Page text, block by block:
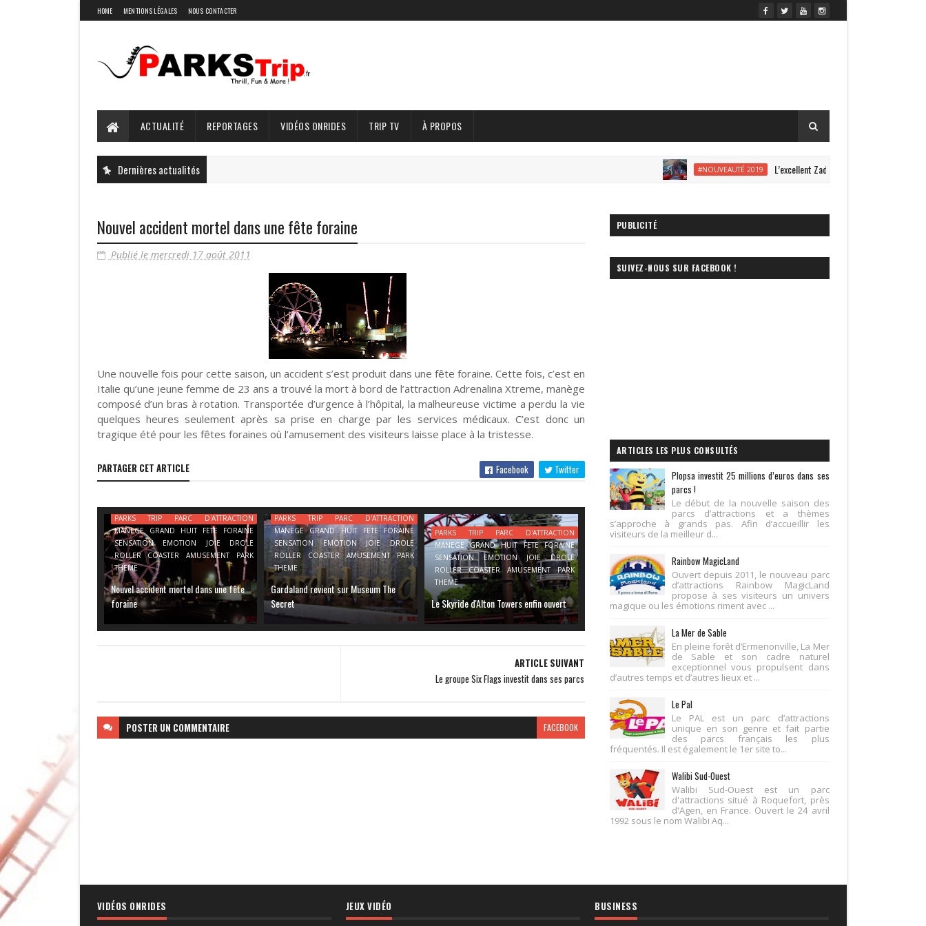
HOME MENTIONS LÉGALES NOUS CONTACTER
ACTUALITÉ REPORTAGES VIDÉOS ONRIDES TRIP TV À PROPOS
Dernières actualités #NOUVEAUTÉ 2019 L’excellent Zadra s’offre une vidéo onride à
Nouvel accident mortel dans une fête foraine
Publié le mercredi 17 août 2011
Une nouvelle fois pour cette saison, un accident s’est produit dans une fête foraine. Cette fois, c’est en
Italie qu’une jeune femme de 23 ans a trouvé la mort à bord de l’attraction Adrenalina Xtreme, manège
composé d’un bras à rotation. Transportée d’urgence à l’hôpital, la malheureuse victime a perdu la vie
quelques heures seulement après sa prise en charge par les services médicaux. C’est donc un
tragique été pour les fêtes foraines où l’amusement des visiteurs laisse place à la tristesse.
PARTAGER CET ARTICLE Facebook Twitter
PARKS TRIP PARC D'ATTRACTION
MANEGE GRAND HUIT FETE FORAINE
SENSATION EMOTION JOIE DROLE
ROLLER COASTER AMUSEMENT PARK
THEME
Nouvel accident mortel dans une fête
foraine
PARKS TRIP PARC D'ATTRACTION
MANEGE GRAND HUIT FETE FORAINE
SENSATION EMOTION JOIE DROLE
ROLLER COASTER AMUSEMENT PARK
THEME
Gardaland revient sur Museum The
Secret
PARKS TRIP PARC D'ATTRACTION
MANEGE GRAND HUIT FETE FORAINE
SENSATION EMOTION JOIE DROLE
ROLLER COASTER AMUSEMENT PARK
THEME
Le Skyride d'Alton Towers enfin ouvert
ARTICLE SUIVANT
Le groupe Six Flags investit dans ses parcs
POSTER UN COMMENTAIRE FACEBOOK
PUBLICITÉ
SUIVEZ-NOUS SUR FACEBOOK !
ARTICLES LES PLUS CONSULTÉS
Plopsa investit 25 millions d’euros dans ses
parcs !
Le début de la nouvelle saison des
parcs d’attractions et a thèmes
s’approche à grands pas. Afin d’accueillir les
visiteurs de la meilleur d...
Rainbow MagicLand
Ouvert depuis 2011, le nouveau parc
d’attractions Rainbow MagicLand
propose à ses visiteurs un univers
magique ou les émotions riment avec ...
La Mer de Sable
En pleine forêt d’Ermenonville, La Mer
de Sable et son cadre naturel
exceptionnel vous propulsent dans
d’autres temps et d’autres lieux et ...
Le Pal
Le PAL est un parc d’attractions
unique en son genre et fait partie
des parcs français les plus
fréquentés. Il est également le 1er site to...
Walibi Sud-Ouest
Walibi Sud-Ouest est un parc
d'attractions situé à Roquefort, près
d'Agen, en France. Ouvert le 24 avril
1992 sous le nom Walibi Aq...
VIDÉOS ONRIDES JEUX VIDÉO BUSINESS